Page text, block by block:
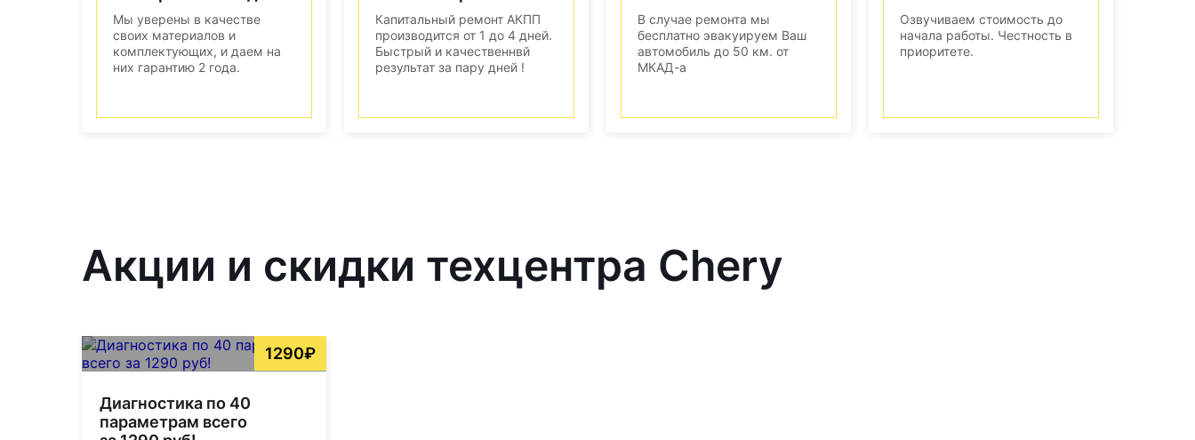
Мы уверены в качестве
своих материалов и
комплектующих, и даем на
них гарантию 2 года.
Капитальный ремонт АКПП
производится от 1 до 4 дней.
Быстрый и качественнвй
результат за пару дней !
В случае ремонта мы
бесплатно эвакуируем Ваш
автомобиль до 50 км. от
МКАД-а
Озвучиваем стоимость до
начала работы. Честность в
приоритете.
Акции и скидки техцентра Chery
1290₽
Диагностика по 40
параметрам всего